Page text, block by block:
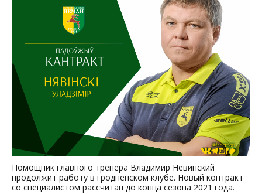
Помощник главного тренера Владимир Невинский
продолжит работу в гродненском клубе. Новый контракт
со специалистом рассчитан до конца сезона 2021 года.